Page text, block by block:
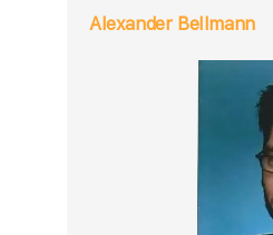
Alexander Bellmann